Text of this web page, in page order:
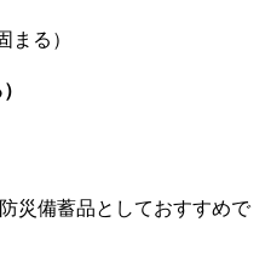
まる）
災備蓄品としておすすめで